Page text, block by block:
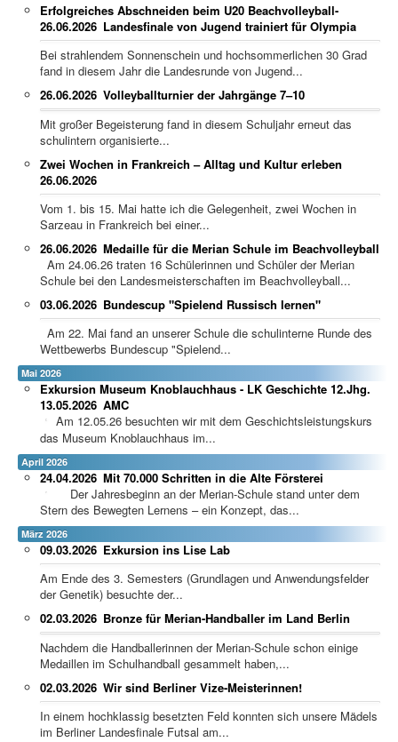
Erfolgreiches Abschneiden beim U20 Beachvolleyball-
Landesfinale von Jugend trainiert für Olympia
26.06.2026
Bei strahlendem Sonnenschein und hochsommerlichen 30 Grad
fand in diesem Jahr die Landesrunde von Jugend...
Volleyballturnier der Jahrgänge 7–10
26.06.2026
Mit großer Begeisterung fand in diesem Schuljahr erneut das
schulintern organisierte...
Zwei Wochen in Frankreich – Alltag und Kultur erleben
26.06.2026
Vom 1. bis 15. Mai hatte ich die Gelegenheit, zwei Wochen in
Sarzeau in Frankreich bei einer...
Medaille für die Merian Schule im Beachvolleyball
26.06.2026
Am 24.06.26 traten 16 Schülerinnen und Schüler der Merian
Schule bei den Landesmeisterschaften im Beachvolleyball...
Bundescup "Spielend Russisch lernen"
03.06.2026
Am 22. Mai fand an unserer Schule die schulinterne Runde des
Wettbewerbs Bundescup "Spielend...
Mai 2026
Exkursion Museum Knoblauchhaus - LK Geschichte 12.Jhg.
AMC
13.05.2026
Am 12.05.26 besuchten wir mit dem Geschichtsleistungskurs
das Museum Knoblauchhaus im...
April 2026
Mit 70.000 Schritten in die Alte Försterei
24.04.2026
Der Jahresbeginn an der Merian-Schule stand unter dem
Stern des Bewegten Lernens – ein Konzept, das...
März 2026
Exkursion ins Lise Lab
09.03.2026
Am Ende des 3. Semesters (Grundlagen und Anwendungsfelder
der Genetik) besuchte der...
Bronze für Merian-Handballer im Land Berlin
02.03.2026
Nachdem die Handballerinnen der Merian-Schule schon einige
Medaillen im Schulhandball gesammelt haben,...
Wir sind Berliner Vize-Meisterinnen!
02.03.2026
In einem hochklassig besetzten Feld konnten sich unsere Mädels
im Berliner Landesfinale Futsal am...